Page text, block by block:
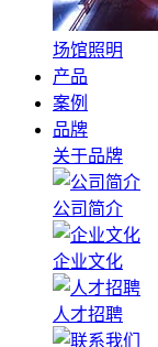
场馆照明
产品
案例
品牌
关于品牌
公司简介
企业文化
人才招聘